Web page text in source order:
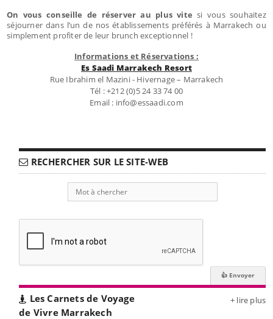
On vous conseille de réserver au plus vite si vous souhaitez
séjourner dans l’un de nos établissements préférés à Marrakech ou
simplement profiter de leur brunch exceptionnel !
Informations et Réservations :
Es Saadi Marrakech Resort
Rue Ibrahim el Mazini - Hivernage – Marrakech
Tél : +212 (0)5 24 33 74 00
Email : info@essaadi.com
RECHERCHER SUR LE SITE-WEB
Les Carnets de Voyage
de Vivre Marrakech
+ lire plus